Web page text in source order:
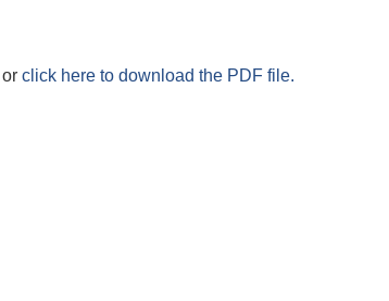
or click here to download the PDF file.